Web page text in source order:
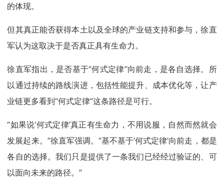
的体现。
但其真正能否获得本土以及全球的产业链支持和参与，徐直
军认为这取决于是否真正具有生命力。
徐直军指出，是否基于“何式定律”向前走，是各自选择。所
以通过持续的路线演进，包括性能提升、成本优化等，让产
业链更多看到“何式定律”这条路径是可行。
“如果说‘何式定律’真正有生命力，不用说服，自然而然就会
发展起来。”徐直军强调。“基不基于‘何式定律’向前走，都是
各自的选择。我们只是提供了一条我们已经经过验证的、可
以面向未来的路径。”